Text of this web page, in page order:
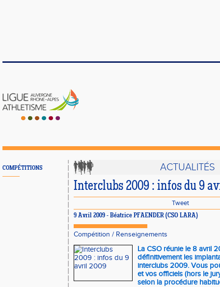
COMPÉTITIONS ACTUALITÉS
Interclubs 2009 : infos du 9
Tweet
9 Avril 2009 - Béatrice PFAENDER (CSO LARA)
Compétition / Renseignements
La CSO réunie le 8 avril
définitivement les
interclubs 2009. Vous
et vos officiels (hors le
selon la procédure